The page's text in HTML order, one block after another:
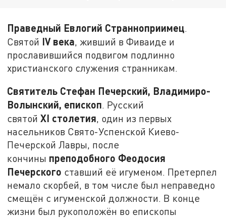
Праведный Евлогий Странноприимец.
Святой IV века, живший в Фиваиде и
прославившийся подвигом подлинно
христианского служения странникам.
Святитель Стефан Печерский, Владимиро-
Волынский, епископ. Русский
святойXI столетия, один из первых
насельников Свято-Успенской Киево-
Печерской Лавры, после
кончины преподобного Феодосия
Печерского ставший её игуменом. Претерпел
немало скорбей, в том числе был неправедно
смещён с игуменской должности. В конце
жизни был рукоположён во епископы